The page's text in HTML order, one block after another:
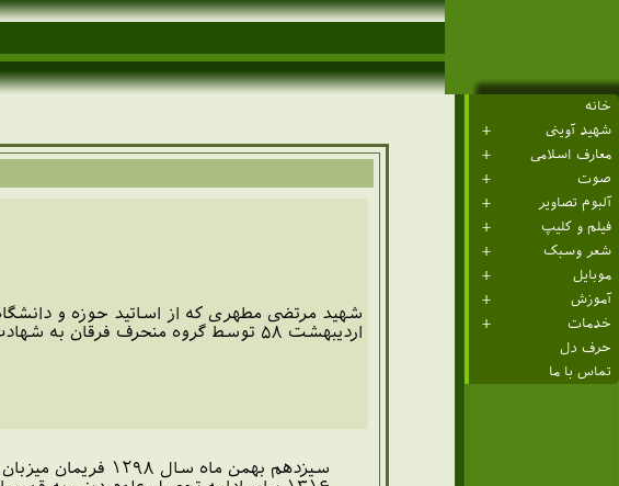
خانه
شهید آوینی
معارف اسلامی
صوت
آلبوم تصاویر
فیلم و کلیپ
شعر وسبک
موبایل
آموزش
خدمات
حرف دل
تماس با ما
اردیبهشت ۵۸ توسط گروه منحرف فرقان به شهادت رسید.
سيزدهم بهمن